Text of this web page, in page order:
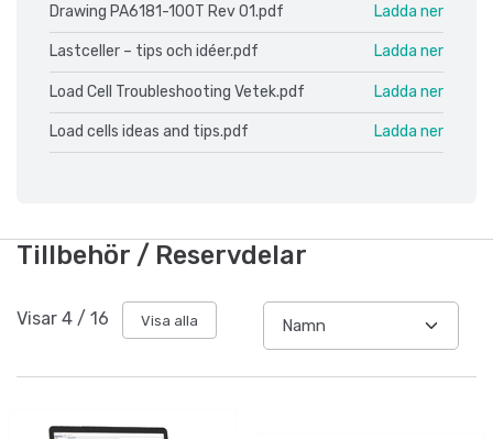
Drawing PA6181-100T Rev 01.pdf Ladda ner
Lastceller – tips och idéer.pdf Ladda ner
Load Cell Troubleshooting Vetek.pdf Ladda ner
Load cells ideas and tips.pdf Ladda ner
Tillbehör / Reservdelar
Visar 4 / 16 Visa alla